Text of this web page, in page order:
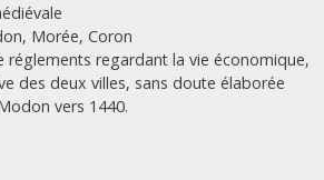
Morée, Coron
réglements regardant la vie économique,
des deux villes, sans doute élaborée
vers 1440.